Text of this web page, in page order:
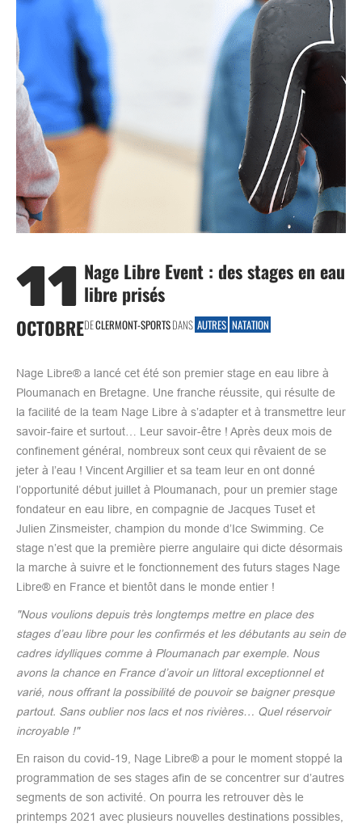
11
OCTOBRE
Nage Libre Event : des stages en eau
libre prisés
DECLERMONT-SPORTSDANS AUTRES NATATION
Nage Libre® a lancé cet été son premier stage en eau libre à
Ploumanach en Bretagne. Une franche réussite, qui résulte de
la facilité de la team Nage Libre à s’adapter et à transmettre leur
savoir-faire et surtout… Leur savoir-être ! Après deux mois de
confinement général, nombreux sont ceux qui rêvaient de se
jeter à l’eau ! Vincent Argillier et sa team leur en ont donné
l’opportunité début juillet à Ploumanach, pour un premier stage
fondateur en eau libre, en compagnie de Jacques Tuset et
Julien Zinsmeister, champion du monde d’Ice Swimming. Ce
stage n’est que la première pierre angulaire qui dicte désormais
la marche à suivre et le fonctionnement des futurs stages Nage
Libre® en France et bientôt dans le monde entier !
"Nous voulions depuis très longtemps mettre en place des
stages d’eau libre pour les confirmés et les débutants au sein de
cadres idylliques comme à Ploumanach par exemple. Nous
avons la chance en France d’avoir un littoral exceptionnel et
varié, nous offrant la possibilité de pouvoir se baigner presque
partout. Sans oublier nos lacs et nos rivières… Quel réservoir
incroyable !"
En raison du covid-19, Nage Libre® a pour le moment stoppé la
programmation de ses stages afin de se concentrer sur d’autres
segments de son activité. On pourra les retrouver dès le
printemps 2021 avec plusieurs nouvelles destinations possibles,